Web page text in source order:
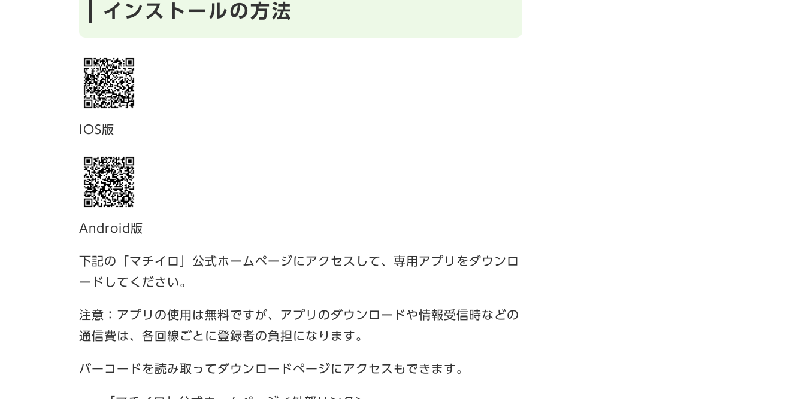
インストールの方法
IOS版
Android版
下記の「マチイロ」公式ホームページにアクセスして、専用アプリをダウンロ
ードしてください。
注意：アプリの使用は無料ですが、アプリのダウンロードや情報受信時などの
通信費は、各回線ごとに登録者の負担になります。
バーコードを読み取ってダウンロードページにアクセスもできます。